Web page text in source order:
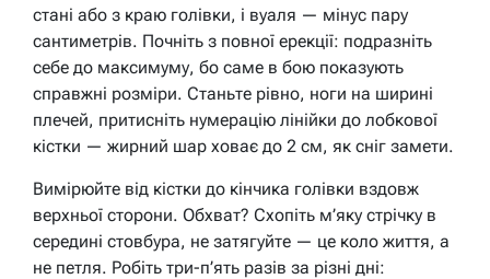
стані або з краю голівки, і вуаля — мінус пару
сантиметрів. Почніть з повної ерекції: подразніть
себе до максимуму, бо саме в бою показують
справжні розміри. Станьте рівно, ноги на ширині
плечей, притисніть нумерацію лінійки до лобкової
кістки — жирний шар ховає до 2 см, як сніг замети.
Вимірюйте від кістки до кінчика голівки вздовж
верхньої сторони. Обхват? Схопіть м’яку стрічку в
середині стовбура, не затягуйте — це коло життя, а
не петля. Робіть три-п’ять разів за різні дні: